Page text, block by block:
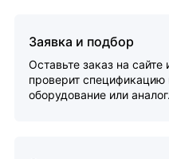
Заявка и подбор
Оставьте заказ на
проверит
оборудование или аналог.